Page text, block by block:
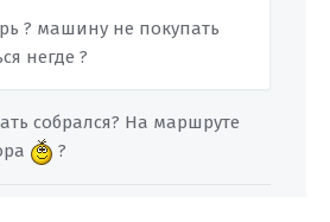
? машину не покупать
негде ?
собрался? На маршруте
?